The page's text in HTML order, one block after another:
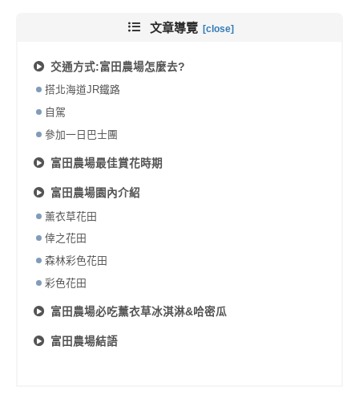
文章導覽
交通方式:富田農場怎麼去?
搭北海道JR鐵路
自駕
參加一日巴士團
富田農場最佳賞花時期
富田農場園內介紹
薰衣草花田
倖之花田
森林彩色花田
彩色花田
富田農場必吃薰衣草冰淇淋&哈密瓜
富田農場結語